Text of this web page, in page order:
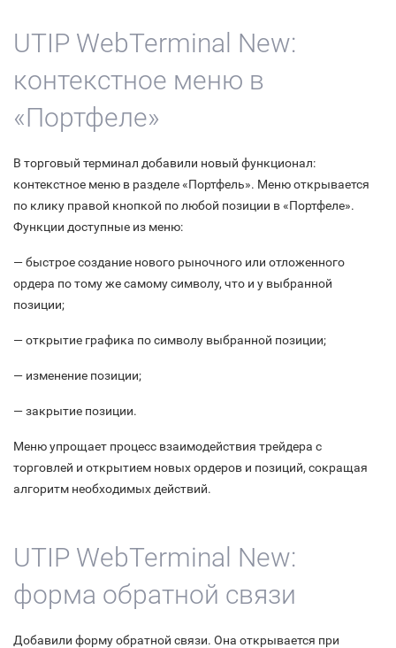
UTIP WebTerminal New:
контекстное меню в
«Портфеле»
В торговый терминал добавили новый функционал:
контекстное меню в разделе «Портфель». Меню открывается
по клику правой кнопкой по любой позиции в «Портфеле».
Функции доступные из меню:
— быстрое создание нового рыночного или отложенного
ордера по тому же самому символу, что и у выбранной
позиции;
— открытие графика по символу выбранной позиции;
— изменение позиции;
— закрытие позиции.
Меню упрощает процесс взаимодействия трейдера с
торговлей и открытием новых ордеров и позиций, сокращая
алгоритм необходимых действий.
UTIP WebTerminal New:
форма обратной связи
Добавили форму обратной связи. Она открывается при